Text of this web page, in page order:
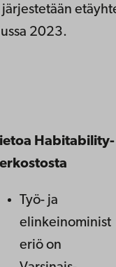
järjestetään
2023.
Habitability-
Työ- ja
elinkeinominist
eriö on